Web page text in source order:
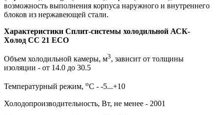
возможность выполнения корпуса наружного и внутреннего
блоков из нержавеющей стали.
Характеристики Сплит-системы холодильной АСК-
Холод CC 21 ECO
Объем холодильной камеры, м3, зависит от толщины
изоляции - от 14.0 до 30.5
Температурный режим, оС - -5...+10
Холодопроизводительность, Вт, не менее - 2001